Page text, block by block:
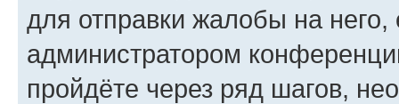
для отправки жалобы на
администратором
пройдёте через ряд шагов,